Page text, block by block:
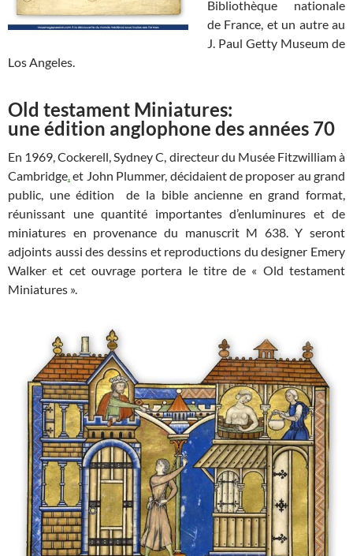
Bibliothèque nationale
de France, et un autre au
J. Paul Getty Museum de
Los Angeles.
Old testament Miniatures:
une édition anglophone des années 70
En 1969, Cockerell, Sydney C, directeur du Musée Fitzwilliam à
Cambridge.et John Plummer, décidaient de proposer au grand
public, une édition de la bible ancienne en grand format,
réunissant une quantité importantes d’enluminures et de
miniatures en provenance du manuscrit M 638. Y seront
adjoints aussi des dessins et reproductions du designer Emery
Walker et cet ouvrage portera le titre de « Old testament
Miniatures ».